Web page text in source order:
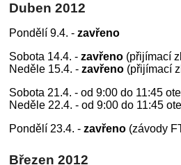
Duben 2012
Pondělí 9.4. -zavřeno
Sobota 14.4. -zavřeno (přijímací
Neděle 15.4. -zavřeno (přijímací
Sobota 21.4. - od 9:00 do 11:45
Neděle 22.4. - od 9:00 do 11:45
Pondělí 23.4. -zavřeno (závody
Březen 2012